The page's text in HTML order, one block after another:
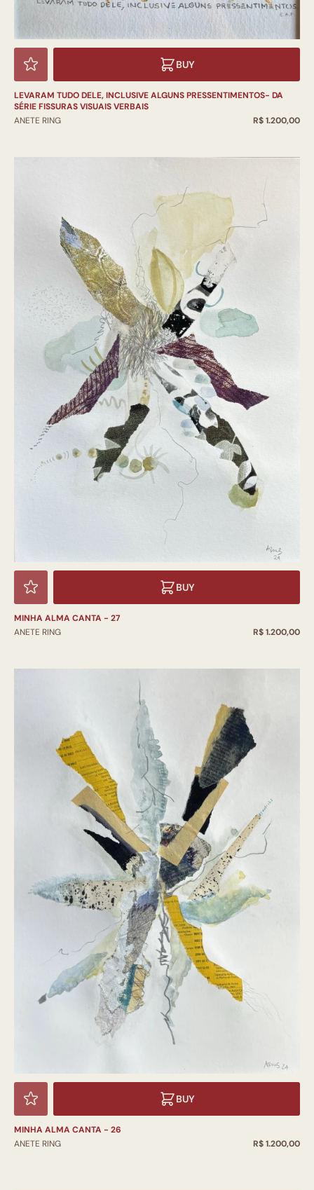
BUY
LEVARAM TUDO DELE, INCLUSIVE ALGUNS PRESSENTIMENTOS- DA
SÉRIE FISSURAS VISUAIS VERBAIS
ANETE RING
R$ 1.200,00
BUY
MINHA ALMA CANTA - 27
ANETE RING
R$ 1.200,00
BUY
MINHA ALMA CANTA - 26
ANETE RING
R$ 1.200,00